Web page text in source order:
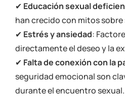
✔ Educación sexual
han crecido con mitos
✔ Estrés y ansiedad:
directamente el deseo y la
✔ Falta de conexión con la
seguridad emocional son
durante el encuentro sexual.